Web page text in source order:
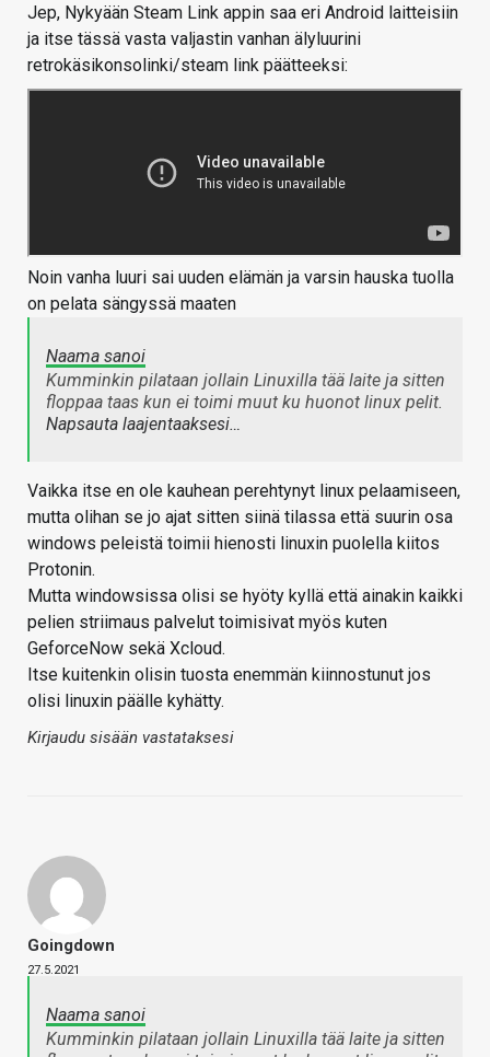
Jep, Nykyään Steam Link appin saa eri Android laitteisiin
ja itse tässä vasta valjastin vanhan älyluurini
retrokäsikonsolinki/steam link päätteeksi:
Noin vanha luuri sai uuden elämän ja varsin hauska tuolla
on pelata sängyssä maaten
Naama sanoi
Kumminkin pilataan jollain Linuxilla tää laite ja sitten
floppaa taas kun ei toimi muut ku huonot linux pelit.
Napsauta laajentaaksesi…
Vaikka itse en ole kauhean perehtynyt linux pelaamiseen,
mutta olihan se jo ajat sitten siinä tilassa että suurin osa
windows peleistä toimii hienosti linuxin puolella kiitos
Protonin.
Mutta windowsissa olisi se hyöty kyllä että ainakin kaikki
pelien striimaus palvelut toimisivat myös kuten
GeforceNow sekä Xcloud.
Itse kuitenkin olisin tuosta enemmän kiinnostunut jos
olisi linuxin päälle kyhätty.
Kirjaudu sisään vastataksesi
Goingdown
27.5.2021
Naama sanoi
Kumminkin pilataan jollain Linuxilla tää laite ja sitten